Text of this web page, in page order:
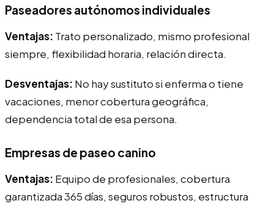
Paseadores autónomos individuales
Ventajas: Trato personalizado, mismo profesional
siempre, flexibilidad horaria, relación directa.
Desventajas: No hay sustituto si enferma o tiene
vacaciones, menor cobertura geográfica,
dependencia total de esa persona.
Empresas de paseo canino
Ventajas: Equipo de profesionales, cobertura
garantizada 365 días, seguros robustos, estructura